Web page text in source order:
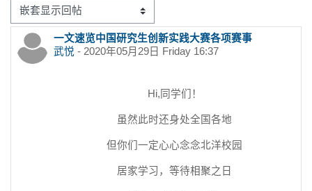
显示模式
一文速览中国研究生创新实践大赛各项赛事
武悦 - 2020年05月29日 Friday 16:37
回帖数：0
Hi,同学们！
虽然此时还身处全国各地
但你们一定心心念念北洋校园
居家学习，等待相聚之日